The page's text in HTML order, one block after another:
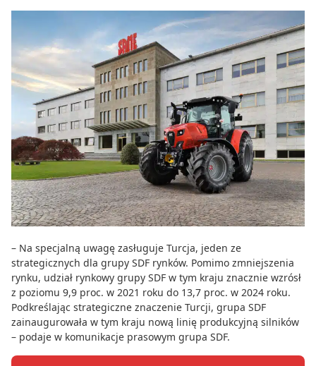
– Na specjalną uwagę zasługuje Turcja, jeden ze
strategicznych dla grupy SDF rynków. Pomimo zmniejszenia
rynku, udział rynkowy grupy SDF w tym kraju znacznie wzrósł
z poziomu 9,9 proc. w 2021 roku do 13,7 proc. w 2024 roku.
Podkreślając strategiczne znaczenie Turcji, grupa SDF
zainaugurowała w tym kraju nową linię produkcyjną silników
– podaje w komunikacje prasowym grupa SDF.